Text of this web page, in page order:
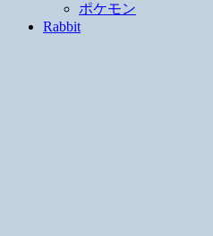
ポケモン
Rabbit